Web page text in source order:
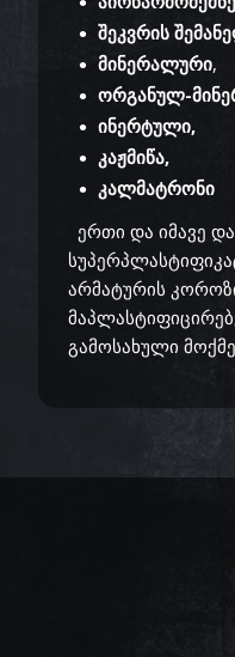
შეკვრის
მინერალური,
ორგანულ-
ინერტული,
კაჟმიწა,
კალმატრონი
ერთი და იმავე
არმატურის
გამოსახული